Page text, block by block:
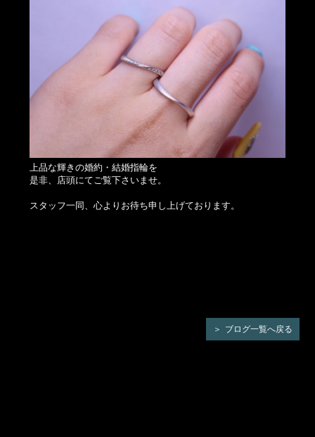
上品な輝きの婚約・結婚指輪を
是非、店頭にてご覧下さいませ。
スタッフ一同、心よりお待ち申し上げております。
ブログ一覧へ戻る